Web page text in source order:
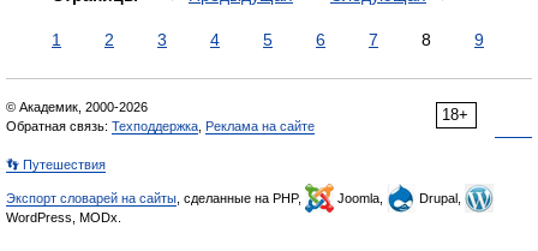
1 2 3 4 5 6 7 8 9
18+
© Академик, 2000-2026
Обратная связь: Техподдержка Реклама на сайте
👣 Путешествия
Экспорт словарей на сайты , сделанные на PHP, Joomla,
Drupal,
WordPress, MODx.